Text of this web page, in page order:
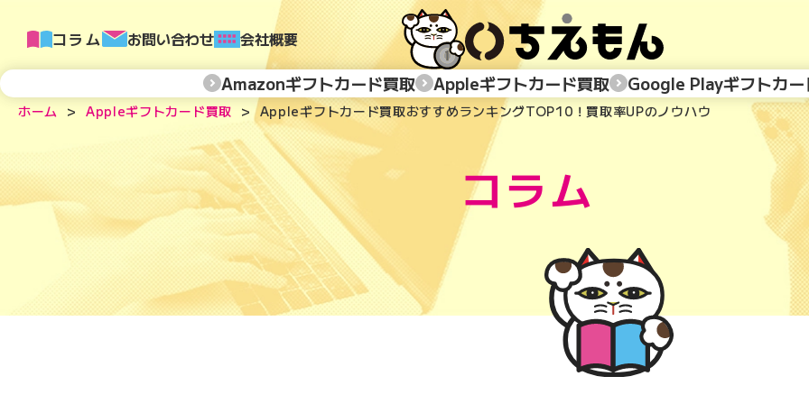
コラム お問い合わせ 会社概要
Amazonギフトカード買取 Appleギフトカード買取 Google Playギフトカー
ホーム Appleギフトカード買取 Appleギフトカード買取おすすめランキングTOP10！買取率UPのノウハウ
コラム